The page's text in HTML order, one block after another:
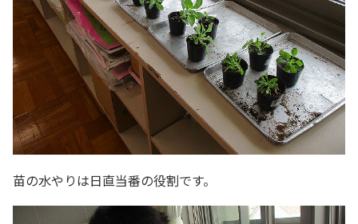
苗の水やりは日直当番の役割です。